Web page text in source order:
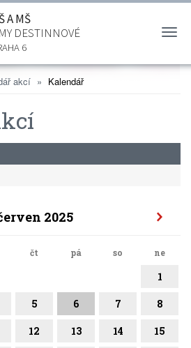
A MŠ
DESTINNOVÉ
6
akcí Kalendář
2025
čt pá so ne
1
5 6 7 8
12 13 14 15